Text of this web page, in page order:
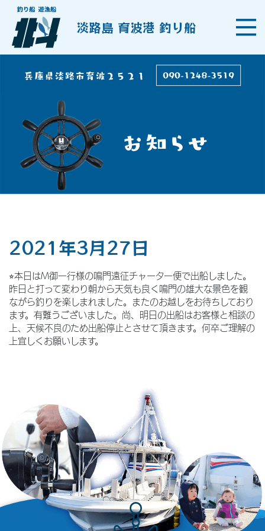
淡路島 育波港 釣り船
2021年3月27日
⭐︎本日はM御一行様の鳴門遠征チャーター便で出船しました。
昨日と打って変わり朝から天気も良く鳴門の雄大な景色を観
ながら釣りを楽しまれました。またのお越しをお待ちしており
ます。有難うございました。尚、明日の出船はお客様と相談の
上、天候不良のため出船停止とさせて頂きます。何卒ご理解の
上宜しくお願いします。